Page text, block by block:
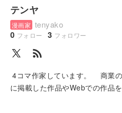
テンヤ
漫画家 tenyako
0 フォロー 3 フォロワー
rss_feed
4コマ作家しています。 商業
に掲載した作品やWebでの作品